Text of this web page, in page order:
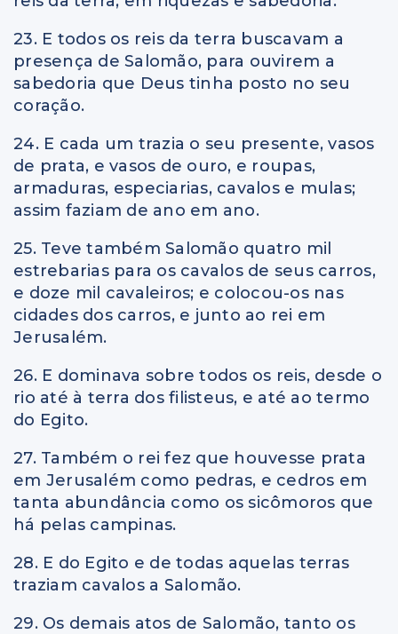
23. E todos os reis da terra buscavam a
presença de Salomão, para ouvirem a
sabedoria que Deus tinha posto no seu
coração.
24. E cada um trazia o seu presente, vasos
de prata, e vasos de ouro, e roupas,
armaduras, especiarias, cavalos e mulas;
assim faziam de ano em ano.
25. Teve também Salomão quatro mil
estrebarias para os cavalos de seus carros,
e doze mil cavaleiros; e colocou-os nas
cidades dos carros, e junto ao rei em
Jerusalém.
26. E dominava sobre todos os reis, desde o
rio até à terra dos filisteus, e até ao termo
do Egito.
27. Também o rei fez que houvesse prata
em Jerusalém como pedras, e cedros em
tanta abundância como os sicômoros que
há pelas campinas.
28. E do Egito e de todas aquelas terras
traziam cavalos a Salomão.
29. Os demais atos de Salomão, tanto os